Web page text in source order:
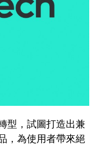
型，試圖打造出兼
，為使用者帶來絕